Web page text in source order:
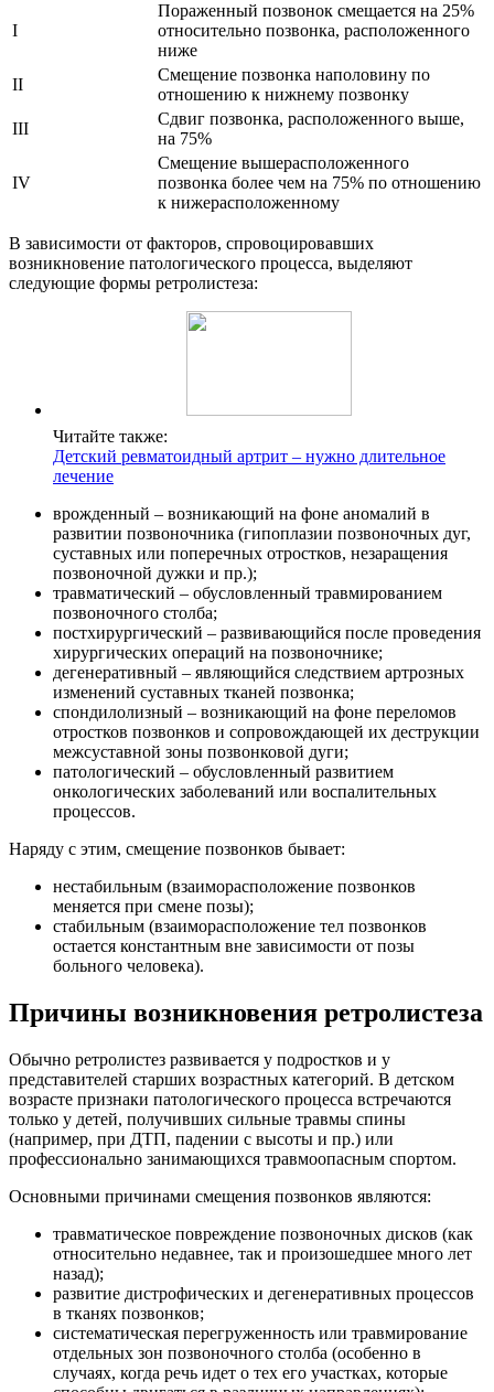
I
Пораженный позвонок смещается на 25%
относительно позвонка, расположенного
ниже
II
Смещение позвонка наполовину по
отношению к нижнему позвонку
III
Сдвиг позвонка, расположенного выше,
на 75%
IV
Смещение вышерасположенного
позвонка более чем на 75% по отношению
к нижерасположенному
В зависимости от факторов, спровоцировавших
возникновение патологического процесса, выделяют
следующие формы ретролистеза:
Читайте также:
Детский ревматоидный артрит – нужно длительное
лечение
врожденный – возникающий на фоне аномалий в
развитии позвоночника (гипоплазии позвоночных дуг,
суставных или поперечных отростков, незаращения
позвоночной дужки и пр.);
травматический – обусловленный травмированием
позвоночного столба;
постхирургический – развивающийся после проведения
хирургических операций на позвоночнике;
дегенеративный – являющийся следствием артрозных
изменений суставных тканей позвонка;
спондилолизный – возникающий на фоне переломов
отростков позвонков и сопровождающей их деструкции
межсуставной зоны позвонковой дуги;
патологический – обусловленный развитием
онкологических заболеваний или воспалительных
процессов.
Наряду с этим, смещение позвонков бывает:
нестабильным (взаиморасположение позвонков
меняется при смене позы);
стабильным (взаиморасположение тел позвонков
остается константным вне зависимости от позы
больного человека).
Причины возникновения ретролистеза
Обычно ретролистез развивается у подростков и у
представителей старших возрастных категорий. В детском
возрасте признаки патологического процесса встречаются
только у детей, получивших сильные травмы спины
(например, при ДТП, падении с высоты и пр.) или
профессионально занимающихся травмоопасным спортом.
Основными причинами смещения позвонков являются:
травматическое повреждение позвоночных дисков (как
относительно недавнее, так и произошедшее много лет
назад);
развитие дистрофических и дегенеративных процессов
в тканях позвонков;
систематическая перегруженность или травмирование
отдельных зон позвоночного столба (особенно в
случаях, когда речь идет о тех его участках, которые